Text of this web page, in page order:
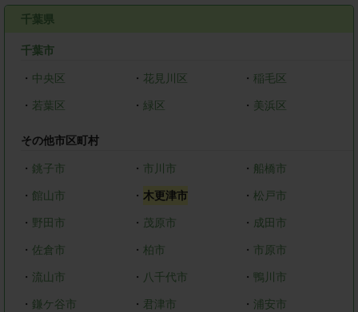
千葉県
千葉市
・ 中央区 ・ 花見川区 ・稲毛区
・ 若葉区 ・ 緑区 ・ 美浜区
その他市区町村
・ 銚子市 ・ 市川市 ・ 船橋市
・ 館山市 ・ 木更津市 ・松戸市
・ 野田市 ・ 茂原市 ・ 成田市
・ 佐倉市 ・ 柏市 ・ 市原市
・ 流山市 ・ 八千代市 ・ 鴨川市
・ 鎌ケ谷市 ・ 君津市 ・ 浦安市